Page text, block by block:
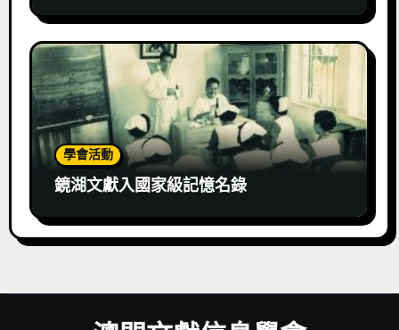
學會活動
鏡湖文獻入國家級記憶名錄